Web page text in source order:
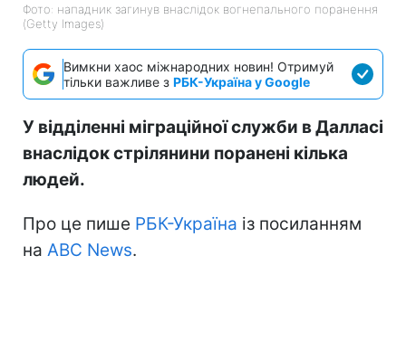
Фото: нападник загинув внаслідок вогнепального поранення
(Getty Images)
Вимкни хаос міжнародних новин! Отримуй
тільки важливе з РБК-Україна у Google
У відділенні міграційної служби в Далласі
внаслідок стрілянини поранені кілька
людей.
Про це пише РБК-Україна із посиланням
на ABC News.